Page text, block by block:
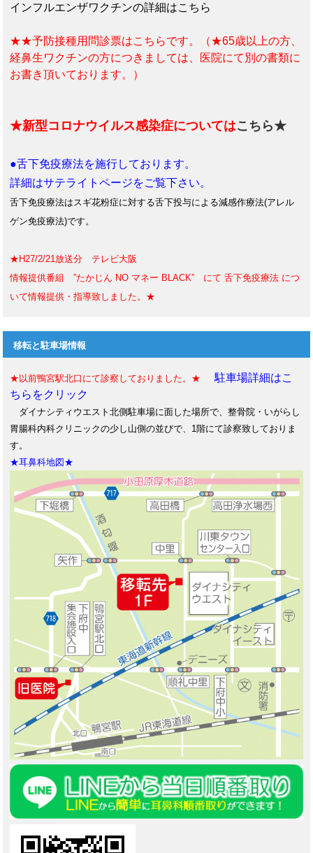
インフルエンザワクチンの詳細はこちら
★★予防接種用問診票はこちらです。（★65歳以上の方、
経鼻生ワクチンの方につきましては、医院にて別の書類に
お書き頂いております。）
★新型コロナウイルス感染症についてはこちら★
●舌下免疫療法を施行しております。
詳細はサテライトページをご覧下さい。
舌下免疫療法はスギ花粉症に対する舌下投与による減感作療法(アレル
ゲン免疫療法)です。
★H27/2/21放送分 テレビ大阪
情報提供番組 ”たかじん NO マネー BLACK” にて 舌下免疫療法 につ
いて情報提供・指導致しました。★
移転と駐車場情報
★以前鴨宮駅北口にて診察しておりました。★
駐車場詳細はこ
ちらをクリック
ダイナシティウエスト北側駐車場に面した場所で、整骨院・いがらし
胃腸科内科クリニックの少し山側の並びで、1階にて診察致しておりま
す。
★耳鼻科地図★